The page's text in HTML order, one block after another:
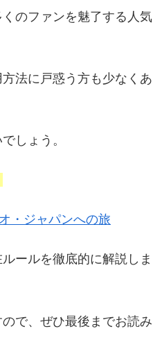
のファンを魅了する人気
法に戸惑う方も少なくあ
しょう。
・ジャパンへの旅
ールを徹底的に解説しま
で、ぜひ最後までお読み